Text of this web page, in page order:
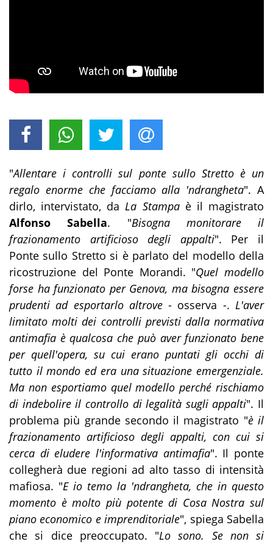
"Allentare i controlli sul ponte sullo Stretto è un
regalo enorme che facciamo alla 'ndrangheta". A
dirlo, intervistato, da La Stampaè il magistrato
Alfonso Sabella. "Bisogna monitorare il
frazionamento artificioso degli appalti". Per il
Ponte sullo Stretto si è parlato del modello della
ricostruzione del Ponte Morandi. "Quel modello
forse ha funzionato per Genova, ma bisogna essere
prudenti ad esportarlo altrove- osserva -. L'aver
limitato molti dei controlli previsti dalla normativa
antimafia è qualcosa che può aver funzionato bene
per quell'opera, su cui erano puntati gli occhi di
tutto il mondo ed era una situazione emergenziale.
Ma non esportiamo quel modello perché rischiamo
di indebolire il controllo di legalità sugli appalti". Il
problema più grande secondo il magistrato "è il
frazionamento artificioso degli appalti, con cui si
cerca di eludere l'informativa antimafia". Il ponte
collegherà due regioni ad alto tasso di intensità
mafiosa. "E io temo la 'ndrangheta, che in questo
momento è molto più potente di Cosa Nostra sul
piano economico e imprenditoriale", spiega Sabella
che si dice preoccupato. "Lo sono. Se non si